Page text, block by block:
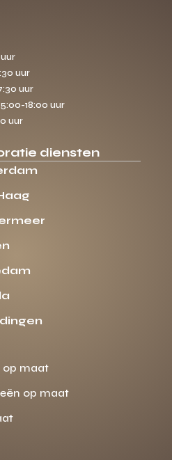
uur
uur
18:00 uur
uur
diensten
op maat
op maat